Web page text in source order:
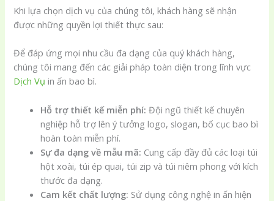
Khi lựa chọn dịch vụ của chúng tôi, khách hàng sẽ nhận
được những quyền lợi thiết thực sau:
Để đáp ứng mọi nhu cầu đa dạng của quý khách hàng,
chúng tôi mang đến các giải pháp toàn diện trong lĩnh vực
Dịch Vụ in ấn bao bì.
Hỗ trợ thiết kế miễn phí: Đội ngũ thiết kế chuyên
nghiệp hỗ trợ lên ý tưởng logo, slogan, bố cục bao bì
hoàn toàn miễn phí.
Sự đa dạng về mẫu mã: Cung cấp đầy đủ các loại túi
hột xoài, túi ép quai, túi zip và túi niêm phong với kích
thước đa dạng.
Cam kết chất lượng: Sử dụng công nghệ in ấn hiện